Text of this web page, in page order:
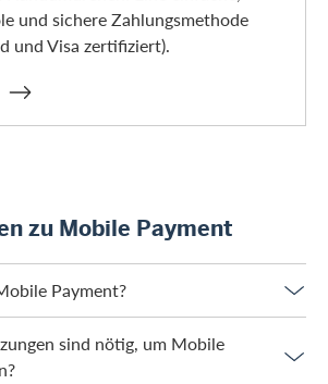
und sichere Zahlungsmethode
und Visa zertifiziert).
zu Mobile Payment
Payment?
sind nötig, um Mobile